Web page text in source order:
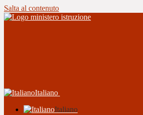
Salta al contenuto
Italiano
Italiano